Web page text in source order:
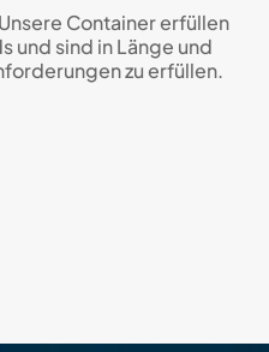
Unsere Container erfüllen
und sind in Länge und
zu erfüllen.